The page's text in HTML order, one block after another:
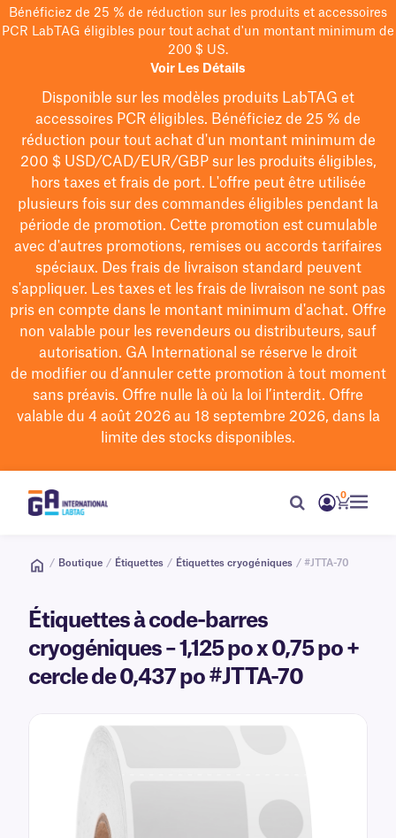
Bénéficiez de 25 % de réduction sur les produits et accessoires
PCR LabTAG éligibles pour tout achat d'un montant minimum de
200 $ US.
Voir Les Détails
Disponible sur les modèles produits LabTAG et
accessoires PCR éligibles. Bénéficiez de 25 % de
réduction pour tout achat d'un montant minimum de
200 $USD/CAD/EUR/GBPsur les produits éligibles,
hors taxes et frais de port. L'offre peut être utilisée
plusieurs fois sur des commandes éligibles pendant la
période de promotion. Cette promotion est cumulable
avec d'autres promotions, remises ou accords tarifaires
spéciaux. Des frais de livraison standard peuvent
s'appliquer. Les taxes et les frais de livraison ne sont pas
pris en compte dans le montant minimum d'achat. Offre
non valable pour les revendeurs ou distributeurs, sauf
autorisation. GA International se réserve le droit
de modifierou d’annuler cette promotion à tout moment
sans préavis. Offre nulle là où la loi l’interdit. Offre
valable du 4 août 2026 au 18 septembre 2026, dans la
limite des stocks disponibles.
0
/ Boutique / Étiquettes / Étiquettes cryogéniques / #JTTA-70
Étiquettes à code-barres
cryogéniques – 1,125 po x 0,75 po +
cercle de 0,437 po #JTTA-70